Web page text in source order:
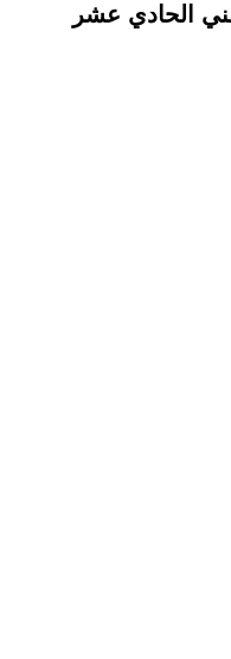
الحادي عشر